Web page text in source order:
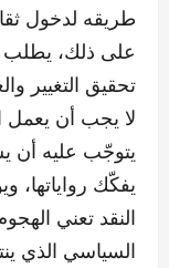
طريقه لدخول
على ذلك، يطلب
تحقيق التغيير
لا يجب أن يعمل
يتوجّب عليه أن
يفكّك
النقد تعني
السياسي الذي